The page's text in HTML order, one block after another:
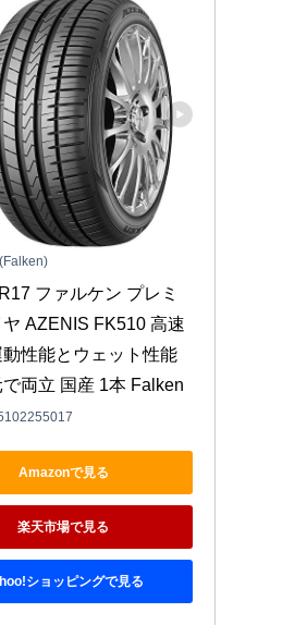
ファルケン プレミ
AZENIS FK510 高速
性能とウェット性能
で両立 国産 1本 Falken
Amazonで見る
楽天市場で見る
ショッピングで見る